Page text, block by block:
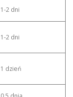
1‑2 dni
1‑2 dni
1 dzień